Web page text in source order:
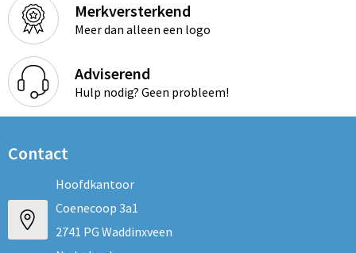
Merkversterkend
Meer dan alleen een logo
Adviserend
Hulp nodig? Geen probleem!
Contact
Hoofdkantoor
Coenecoop 3a1
2741 PG Waddinxveen